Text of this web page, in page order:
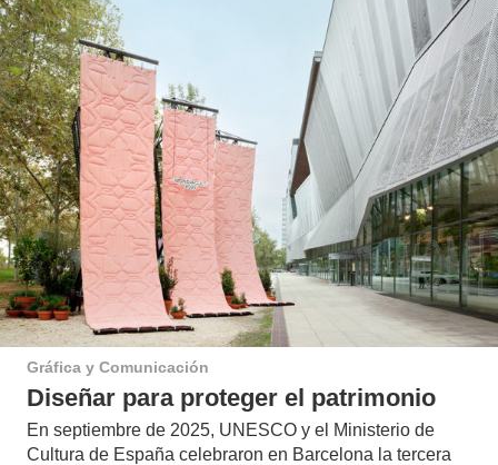
Gráfica y Comunicación
Diseñar para proteger el patrimonio
En septiembre de 2025, UNESCO y el Ministerio de
Cultura de España celebraron en Barcelona la tercera